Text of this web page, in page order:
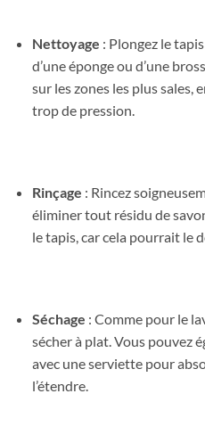
Nettoyage : Plongez le
d’une éponge ou d’une
sur les zones les plus sales,
trop de pression.
Rinçage : Rincez
éliminer tout résidu de
le tapis, car cela pourrait le
Séchage : Comme pour le
sécher à plat. Vous pouvez
avec une serviette pour
l’étendre.